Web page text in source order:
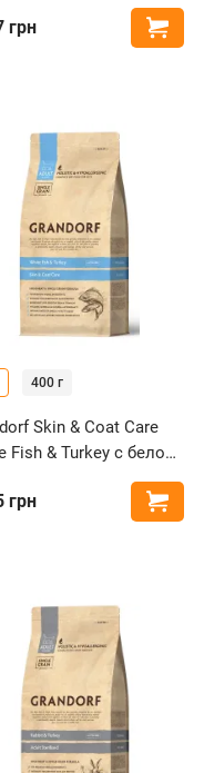
грн
400 г
Skin & Coat Care
Fish & Turkey с белой
и индейкой для
с чувствительной
грн